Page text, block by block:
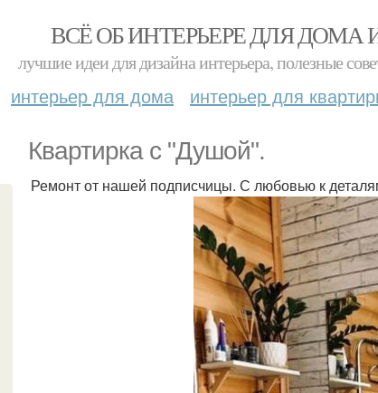
ВСЁ ОБ ИНТЕРЬЕРЕ ДЛЯ ДОМА
лучшие идеи для дизайна интерьера, полезные
интерьер для дома интерьер для
Квартирка с "Душой".
Ремонт от нашей подписчицы. С любовью к